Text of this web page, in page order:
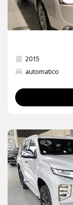
2015
automatico